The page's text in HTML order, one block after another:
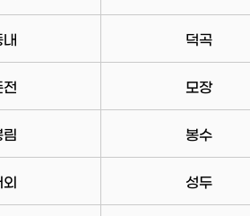
내 덕곡
전 모장
림 봉수
외 성두